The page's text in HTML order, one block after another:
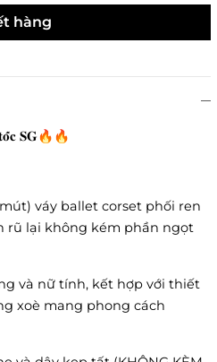
hàng
𝐒𝐆🔥🔥
váy ballet corset phối ren
rũ lại không kém phần ngọt
và nữ tính, kết hợp với thiết
xoè mang phong cách